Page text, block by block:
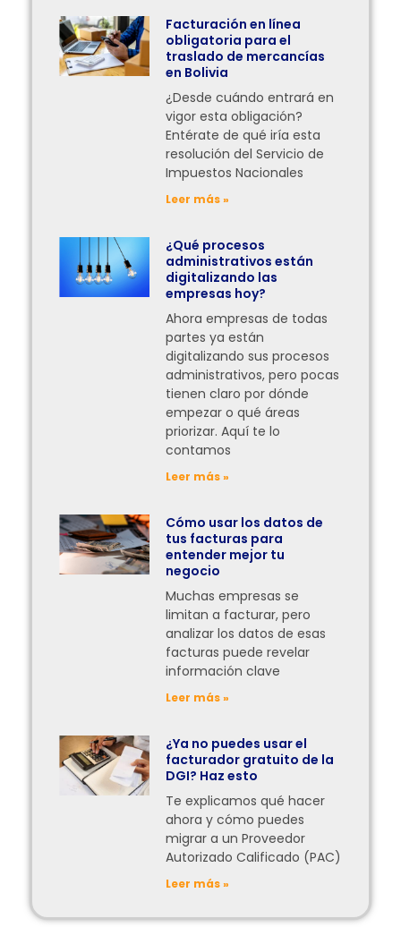
Facturación en línea
obligatoria para el
traslado de mercancías
en Bolivia
¿Desde cuándo entrará en
vigor esta obligación?
Entérate de qué iría esta
resolución del Servicio de
Impuestos Nacionales
Leer más »
¿Qué procesos
administrativos están
digitalizando las
empresas hoy?
Ahora empresas de todas
partes ya están
digitalizando sus procesos
administrativos, pero pocas
tienen claro por dónde
empezar o qué áreas
priorizar. Aquí te lo
contamos
Leer más »
Cómo usar los datos de
tus facturas para
entender mejor tu
negocio
Muchas empresas se
limitan a facturar, pero
analizar los datos de esas
facturas puede revelar
información clave
Leer más »
¿Ya no puedes usar el
facturador gratuito de la
DGI? Haz esto
Te explicamos qué hacer
ahora y cómo puedes
migrar a un Proveedor
Autorizado Calificado (PAC)
Leer más »